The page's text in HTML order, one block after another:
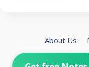
About Us
Terms and